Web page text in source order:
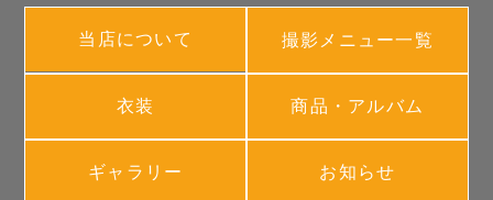
当店について 撮影メニュー一覧
衣装 商品・アルバム
ギャラリー お知らせ